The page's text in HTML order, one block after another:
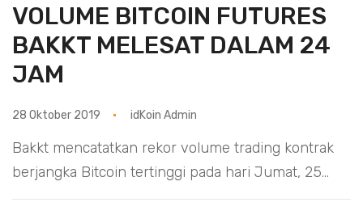
VOLUME BITCOIN FUTURES
BAKKT MELESAT DALAM 24
JAM
28 Oktober 2019 idKoin Admin
Bakkt mencatatkan rekor volume trading kontrak
berjangka Bitcoin tertinggi pada hari Jumat, 25...